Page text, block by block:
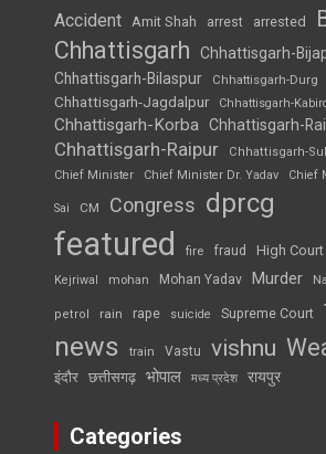
Accident Amit Shah arrest arrested
Chhattisgarh
Chhattisgarh-
Chhattisgarh-Bilaspur
Chhattisgarh-Durg
Chhattisgarh-Jagdalpur Chhattisgarh-
Chhattisgarh-Korba Chhattisgarh-
Chhattisgarh-Raipur
Chhattisgarh-
Chief Minister
Chief Minister Dr. Yadav Chief
Sai CM Congress dprcg
featured fire fraud High Court
Kejriwal mohan Mohan Yadav Murder
petrol rain rape suicide Supreme Court
news
train Vastu vishnu
इंदौर छत्तीसगढ़ भोपाल मध्य प्रदेश रायपुर
Categories